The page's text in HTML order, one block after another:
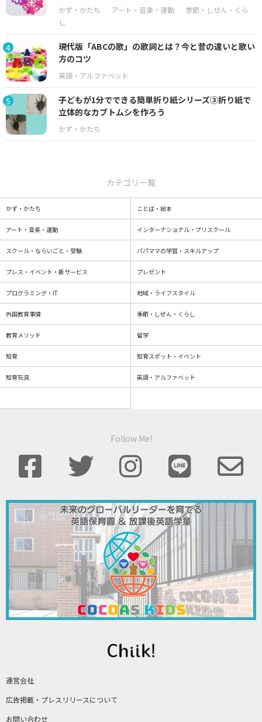
4
現代版「ABCの歌」の歌詞とは？今と昔の違いと歌い
方のコツ
5
子どもが1分でできる簡単折り紙シリーズ③折り紙で
立体的なカブトムシを作ろう
運営会社
広告掲載・プレスリリースについて
お問い合わせ
カテゴリ一覧
かず・かたち ことば・絵本
アート・音楽・運動 インターナショナル・プリスクール
スクール・ならいごと・受験 パパママの学習・スキルアップ
プレス・イベント・新サービス プレゼント
プログラミング・IT 地域・ライフスタイル
外国教育事情 季節・しぜん・くらし
教育メソッド 留学
知育 知育スポット・イベント
知育玩具 英語・アルファベット
Follow Me!